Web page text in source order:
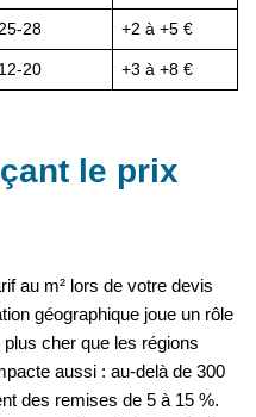
28 +2 à +5 €
12-20 +3 à +8 €
le prix
au m² lors de votre devis
géographique joue un rôle
plus cher que les régions
aussi : au-delà de 300
des remises de 5 à 15 %.